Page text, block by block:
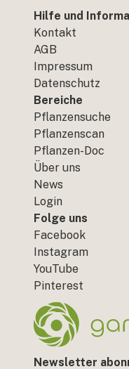
Hilfe und
Kontakt
AGB
Impressum
Datenschutz
Bereiche
Pflanzensuche
Pflanzenscan
Pflanzen-Doc
Über uns
News
Login
Folge uns
Facebook
Instagram
YouTube
Pinterest
Newsletter